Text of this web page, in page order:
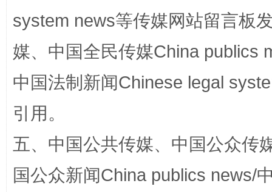
漫山遍野的桃花与雪山、麦地、白藏房
system news等传媒网站留言板
媒、中国全民传媒China publics
中国法制新闻Chinese legal
引用。
五、中国公共传媒、中国公众传
国公众新闻China publics news/